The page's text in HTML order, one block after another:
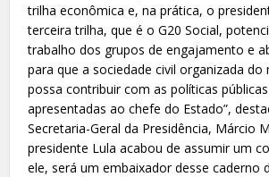
trilha econômica e, na prática, o
terceira trilha, que é o G20 Social,
trabalho dos grupos de engajamento e
para que a sociedade civil organizada do
possa contribuir com as políticas
apresentadas ao chefe do Estado”,
Secretaria-Geral da Presidência, Márcio
presidente Lula acabou de assumir um
ele, será um embaixador desse caderno